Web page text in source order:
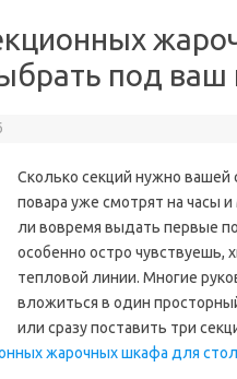
под ваш
Сколько секций нужно вашей
повара уже смотрят на часы
ли вовремя выдать первые
особенно остро чувствуешь,
тепловой линии. Многие
вложиться в один
или сразу поставить три
жарочных шкафа для